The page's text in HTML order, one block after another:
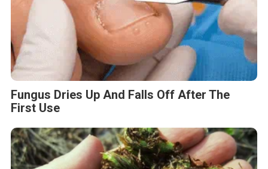
Fungus Dries Up And Falls Off After The
First Use